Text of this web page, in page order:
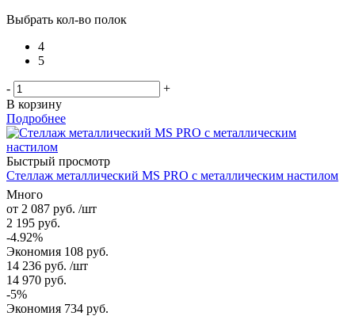
Выбрать кол-во полок
4
5
-
+
В корзину
Подробнее
Быстрый просмотр
Стеллаж металлический MS PRO с металлическим настилом
Много
от 2 087 руб. /шт
2 195 руб.
-4.92%
Экономия 108 руб.
14 236 руб. /шт
14 970 руб.
-5%
Экономия 734 руб.